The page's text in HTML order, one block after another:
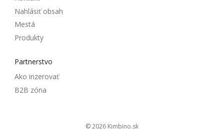
Nahlásiť obsah
Mestá
Produkty
Partnerstvo
Ako inzerovať
B2B zóna
© 2026 kimbino.sk